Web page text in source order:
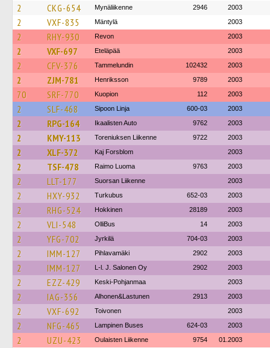
2 CKG-654 Mynäliikenne 2946 2003
2 VXF-835 Mäntylä 2003
2 RHY-930 Revon 2003
2 VXF-697 Eteläpää 2003
2 CFV-376 Tammelundin 102432 2003
2 ZJM-781 Henriksson 9789 2003
70 SRF-770 Kuopion 112 2003
2 SLF-468 Sipoon Linja 600-03 2003
2 RPG-164 Ikaalisten Auto 9762 2003
2 KMY-113 Toreniuksen Liikenne 9722 2003
2 XLF-372 Kaj Forsblom 2003
2 TSF-478 Raimo Luoma 9763 2003
2 LLT-177 Suorsan Liikenne 2003
2 HXY-932 Turkubus 652-03 2003
2 RHG-524 Hokkinen 28189 2003
2 VLI-548 OlliBus 14 2003
2 YFG-702 Jyrkilä 704-03 2003
2 IMM-127 Pihlavamäki 2902 2003
2 IMM-127 L-l. J. Salonen Oy 2902 2003
2 EZZ-429 Keski-Pohjanmaa 2003
2 IAG-356 Alhonen&Lastunen 2913 2003
2 VXF-692 Toivonen 2003
2 NFG-465 Lampinen Buses 624-03 2003
2 UZU-423 Oulaisten Liikenne 9754 01.2003